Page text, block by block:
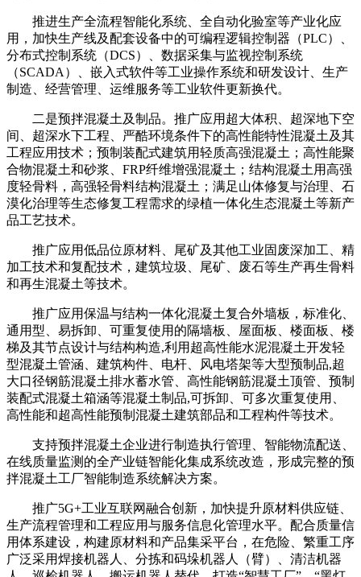
推进生产全流程智能化系统、全自动化验室等产业化应
用，加快生产线及配套设备中的可编程逻辑控制器（PLC）、
分布式控制系统（DCS）、数据采集与监视控制系统
（SCADA）、嵌入式软件等工业操作系统和研发设计、生产
制造、经营管理、运维服务等工业软件更新换代。
二是预拌混凝土及制品。推广应用超大体积、超深地下空
间、超深水下工程、严酷环境条件下的高性能特性混凝土及其
工程应用技术；预制装配式建筑用轻质高强混凝土；高性能聚
合物混凝土和砂浆、FRP纤维增强混凝土；结构混凝土用高强
度轻骨料，高强轻骨料结构混凝土；满足山体修复与治理、石
漠化治理等生态修复工程需求的绿植一体化生态混凝土等新产
品工艺技术。
推广应用低品位原材料、尾矿及其他工业固废深加工、精
加工技术和复配技术，建筑垃圾、尾矿、废石等生产再生骨料
和再生混凝土等技术。
推广应用保温与结构一体化混凝土复合外墙板，标准化、
通用型、易拆卸、可重复使用的隔墙板、屋面板、楼面板、楼
梯及其节点设计与结构构造,利用超高性能水泥混凝土开发轻
型混凝土管涵、建筑构件、电杆、风电塔架等大型预制品,超
大口径钢筋混凝土排水蓄水管、高性能钢筋混凝土顶管、预制
装配式混凝土箱涵等混凝土制品,可拆卸、可多次重复使用、
高性能和超高性能预制混凝土建筑部品和工程构件等技术。
支持预拌混凝土企业进行制造执行管理、智能物流配送、
在线质量监测的全产业链智能化集成系统改造，形成完整的预
拌混凝土工厂智能制造系统解决方案。
推广5G+工业互联网融合创新，加快提升原材料供应链、
生产流程管理和工程应用与服务信息化管理水平。配合质量信
用体系建设，构建原材料和产品集采平台，在危险、繁重工序
广泛采用焊接机器人、分拣和码垛机器人（臂）、清洁机器